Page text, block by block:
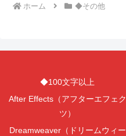
ホーム ◆その他
◆100文字以上
After Effects（アフターエフェク
ツ）
Dreamweaver（ドリームウィー